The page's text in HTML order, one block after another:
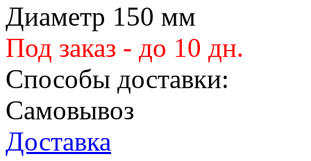
Диаметр 150 мм
Под заказ - до 10 дн.
Способы доставки:
Самовывоз
Доставка